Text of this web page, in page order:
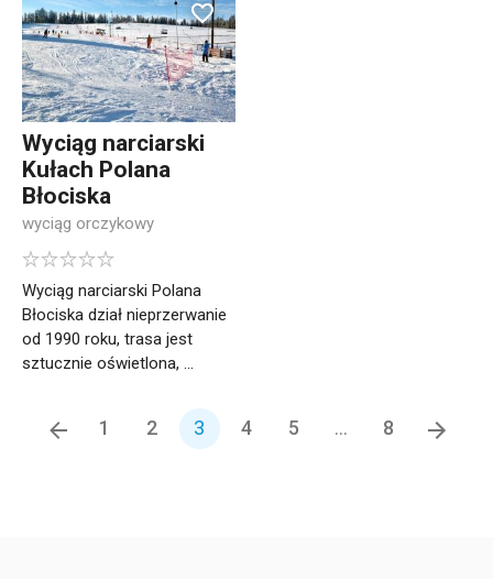
Wyciąg narciarski
Kułach Polana
Błociska
wyciąg orczykowy
Wyciąg narciarski Polana
Błociska dział nieprzerwanie
od 1990 roku, trasa jest
sztucznie oświetlona, ...
1 2 3 4 5 ... 8